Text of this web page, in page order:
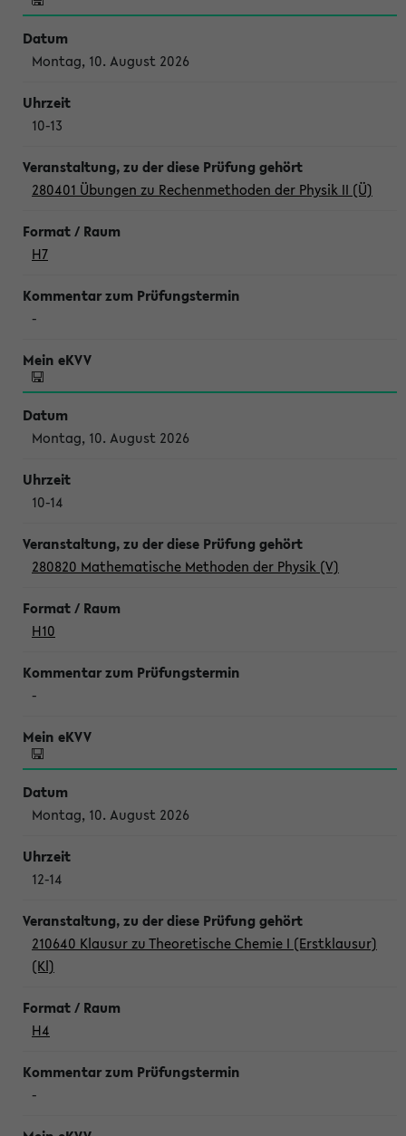
Montag, 10. August 2026
10-13
280401 Übungen zu Rechenmethoden der Physik II (Ü)
H7
-
Montag, 10. August 2026
10-14
280820 Mathematische Methoden der Physik (V)
H10
-
Montag, 10. August 2026
12-14
210640 Klausur zu Theoretische Chemie I (Erstklausur)
(Kl)
H4
-